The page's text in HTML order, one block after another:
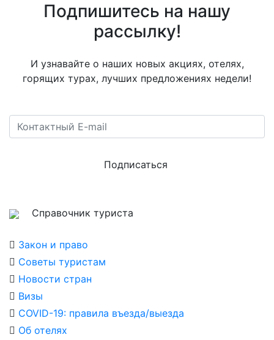
Подпишитесь на нашу
рассылку!
И узнавайте о наших новых акциях, отелях,
горящих турах, лучших предложениях недели!
Подписаться
Справочник туриста
Закон и право
Советы туристам
Новости стран
Визы
COVID-19: правила въезда/выезда
Об отелях